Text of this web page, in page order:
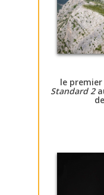
le
Standard 2